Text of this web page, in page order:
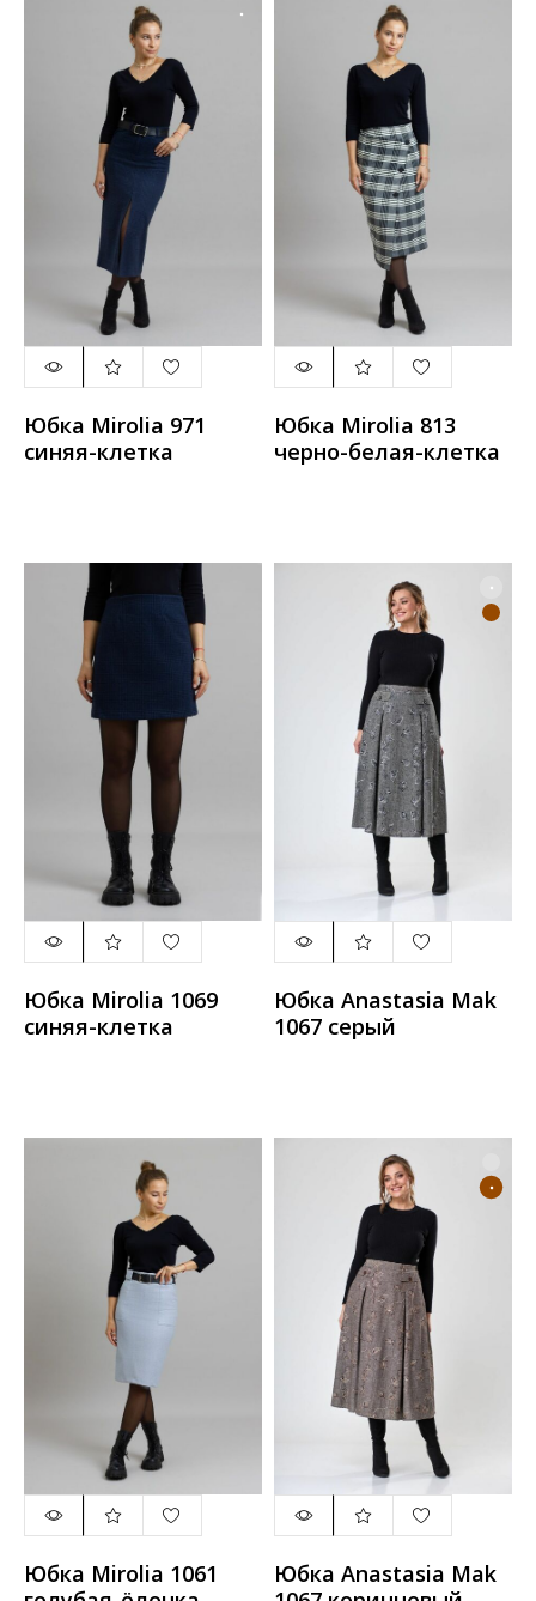
Юбка Mirolia 971
синяя-клетка
Юбка Mirolia 813
черно-белая-клетка
Юбка Mirolia 1069
синяя-клетка
Юбка Anastasia Mak
1067 серый
Юбка Mirolia 1061
Юбка Anastasia Mak